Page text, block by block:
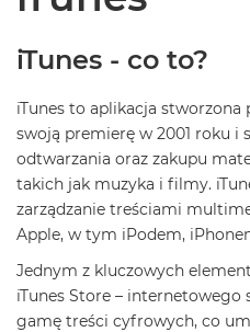
N
C
y
t
r
u
s
o
o
ż
ó
iTunes - co to?
iTunes to aplikacja stworzona
swoją premierę w 2001 roku i
odtwarzania oraz zakupu
takich jak muzyka i filmy.
zarządzanie treściami
Apple, w tym iPodem,
Jednym z kluczowych
iTunes Store – internetowego
gamę treści cyfrowych, co